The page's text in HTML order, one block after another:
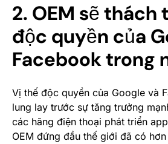
2. OEM sẽ
độc quyền của
Facebook trong
Vị thế độc quyền của Google và
lung lay trước sự tăng trưởng
các hãng điện thoại phát triển
OEM đứng đầu thế giới đã có